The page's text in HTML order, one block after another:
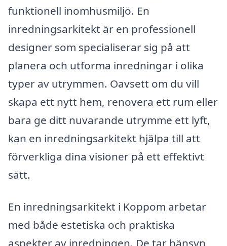
funktionell inomhusmiljö. En
inredningsarkitekt är en professionell
designer som specialiserar sig på att
planera och utforma inredningar i olika
typer av utrymmen. Oavsett om du vill
skapa ett nytt hem, renovera ett rum eller
bara ge ditt nuvarande utrymme ett lyft,
kan en inredningsarkitekt hjälpa till att
förverkliga dina visioner på ett effektivt
sätt.
En inredningsarkitekt i Koppom arbetar
med både estetiska och praktiska
aspekter av inredningen. De tar hänsyn